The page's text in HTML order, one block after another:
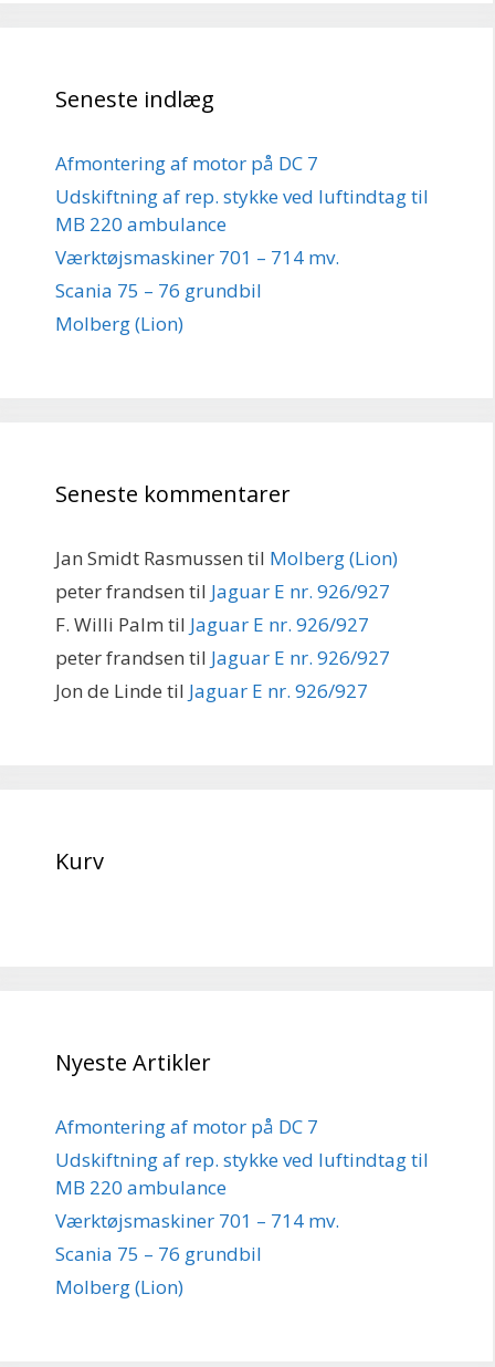
Seneste indlæg
Afmontering af motor på DC 7
Udskiftning af rep. stykke ved luftindtag til
MB 220 ambulance
Værktøjsmaskiner 701 – 714 mv.
Scania 75 – 76 grundbil
Molberg (Lion)
Seneste kommentarer
Jan Smidt Rasmussen til Molberg (Lion)
peter frandsen til Jaguar E nr. 926/927
F. Willi Palm til Jaguar E nr. 926/927
peter frandsen til Jaguar E nr. 926/927
Jon de Linde til Jaguar E nr. 926/927
Kurv
Nyeste Artikler
Afmontering af motor på DC 7
Udskiftning af rep. stykke ved luftindtag til
MB 220 ambulance
Værktøjsmaskiner 701 – 714 mv.
Scania 75 – 76 grundbil
Molberg (Lion)